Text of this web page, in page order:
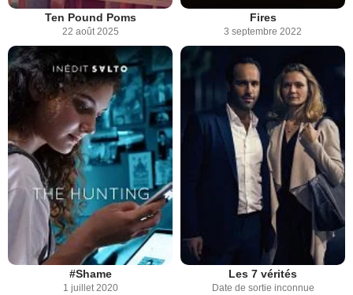
Ten Pound Poms
22 août 2025
Fires
3 septembre 2022
#Shame
1 juillet 2020
Les 7 vérités
Date de sortie inconnue